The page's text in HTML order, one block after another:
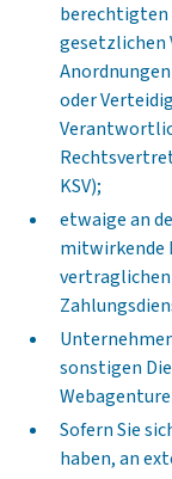
berechtigten
gesetzlichen
oder
KSV);
etwaige an
mitwirkende
sonstigen
Sofern Sie
haben, an